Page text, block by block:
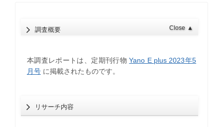
調査概要 Close ▲
本調査レポートは、定期刊行物Yano E plus 2023年5
月号に掲載されたものです。
リサーチ内容